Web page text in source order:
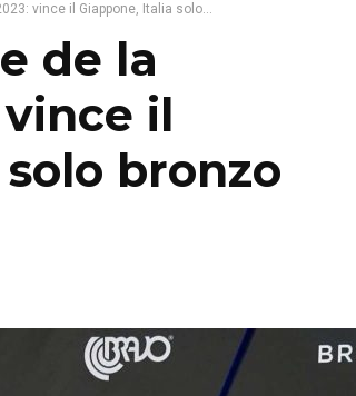
vince il Giappone, Italia solo...
de la
il
bronzo